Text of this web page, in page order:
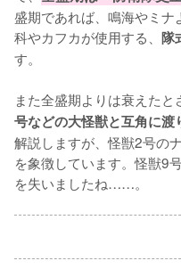
盛期であれば、鳴海やミ
科やカフカが使用する、 隊
す。
また全盛期よりは衰えた
号などの大怪獣と互角に渡
解説しますが、怪獣2号の
を象徴しています。怪獣9
を失いましたね……。